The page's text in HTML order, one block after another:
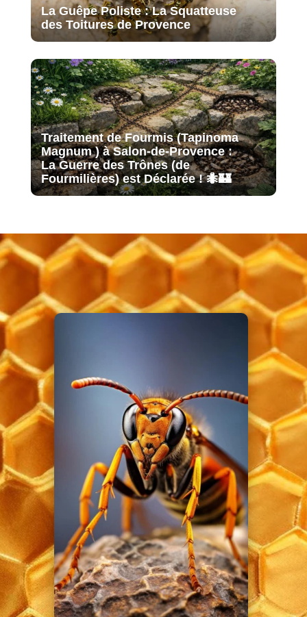
La Guêpe Poliste : La Squatteuse
des Toitures de Provence
Traitement de Fourmis (Tapinoma
Magnum ) à Salon-de-Provence :
La Guerre des Trônes (de
Fourmilières) est Déclarée ! 🐜🏰